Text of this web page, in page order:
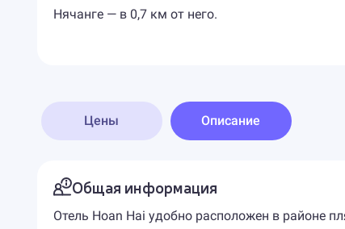
Нячанге — в 0,7 км от него.
Цены Описание
Общая информация
Отель Hoan Hai удобно расположен в районе